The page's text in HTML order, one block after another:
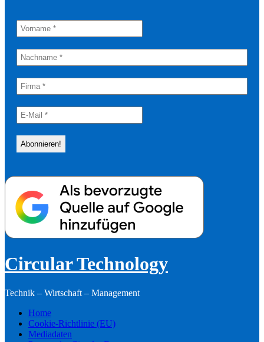
Circular Technology
Technik – Wirtschaft – Management
Home
Cookie-Richtlinie (EU)
Mediadaten